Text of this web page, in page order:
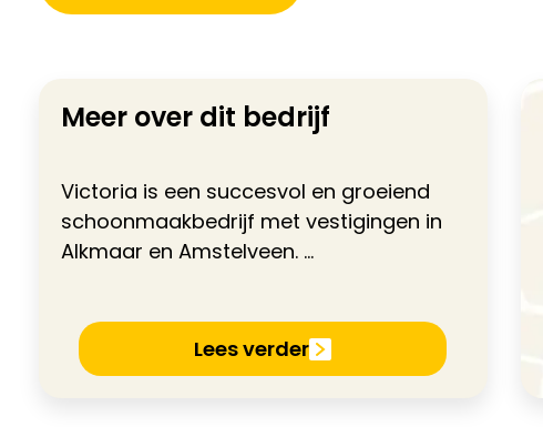
Meer over dit bedrijf
Victoria is een succesvol en groeiend
schoonmaakbedrijf met vestigingen in
Alkmaar en Amstelveen. ...
Lees verder